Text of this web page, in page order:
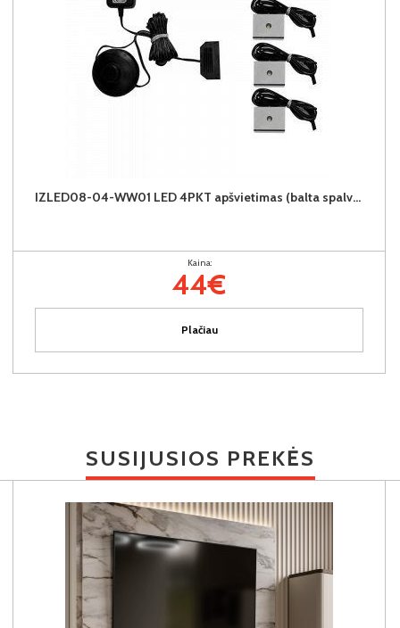
IZLED08-04-WW01 LED 4PKT apšvietimas (balta spalva)
Kaina:
44€
Plačiau
SUSIJUSIOS PREKĖS